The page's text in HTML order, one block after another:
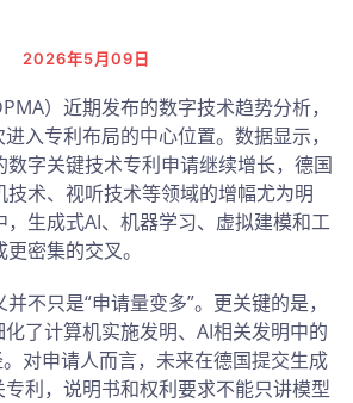
2026年5月09日
）近期发布的数字技术趋势分析，
入专利布局的中心位置。数据显示，
数字关键技术专利申请继续增长，德国
术、视听技术等领域的增幅尤为明
，生成式AI、机器学习、虚拟建模和工
密集的交叉。
不只是“申请量变多”。更关键的是，
了计算机实施发明、AI相关发明中的
对申请人而言，未来在德国提交生成
利，说明书和权利要求不能只讲模型